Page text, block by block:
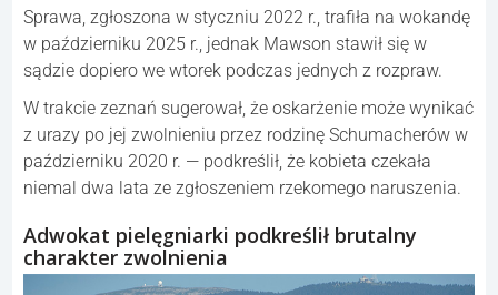
Sprawa, zgłoszona w styczniu 2022 r., trafiła na wokandę
w październiku 2025 r., jednak Mawson stawił się w
sądzie dopiero we wtorek podczas jednych z rozpraw.
W trakcie zeznań sugerował, że oskarżenie może wynikać
z urazy po jej zwolnieniu przez rodzinę Schumacherów w
październiku 2020 r. — podkreślił, że kobieta czekała
niemal dwa lata ze zgłoszeniem rzekomego naruszenia.
Adwokat pielęgniarki podkreślił brutalny
charakter zwolnienia